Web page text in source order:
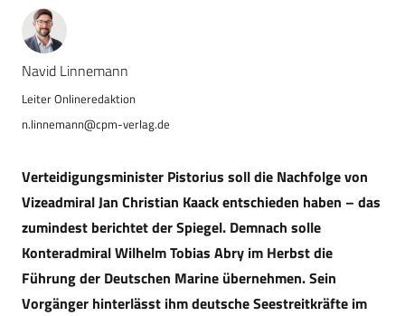
Navid Linnemann
n.linnemann@cpm-verlag.de
Verteidigungsminister Pistorius solldie Nachfolge von
Vizeadmiral Jan Christian Kaackentschieden haben – das
zumindest berichtet der Spiegel. Demnach solle
Konteradmiral Wilhelm Tobias Abry im Herbst die
Führung der Deutschen Marine übernehmen. Sein
Vorgänger hinterlässt ihm deutsche Seestreitkräfte im